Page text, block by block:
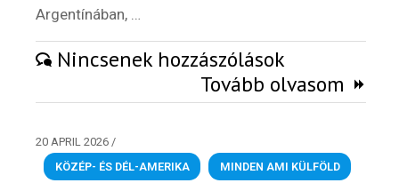
Argentínában, …
Nincsenek hozzászólások
Tovább olvasom
20 APRIL 2026 /
KÖZÉP- ÉS DÉL-AMERIKA
, MINDEN AMI KÜLFÖLD